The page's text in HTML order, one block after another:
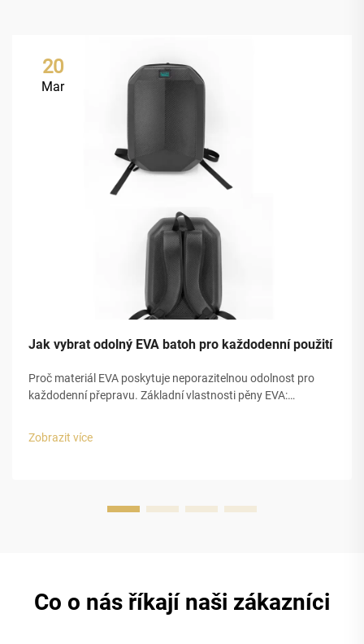
20
Mar
Jak vybrat odolný EVA batoh pro každodenní použití
Proč materiál EVA poskytuje neporazitelnou odolnost pro
každodenní přepravu. Základní vlastnosti pěny EVA:
skutečně vyniká pro každodenní přepravu díky třem hlavním
Zobrazit více
Co o nás říkají naši zákazníci